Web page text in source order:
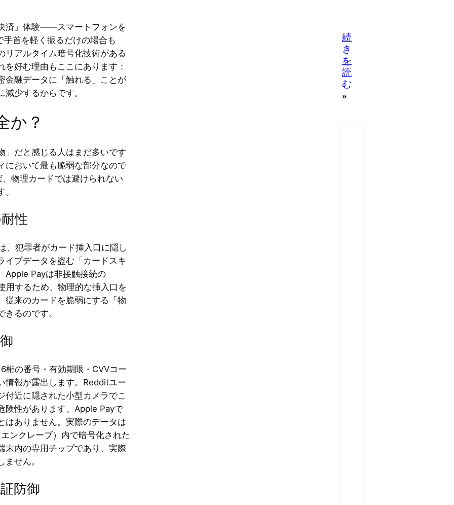
済」体験——スマートフォンを
首を軽く振るだけの場合も
アルタイム暗号化技術がある
好む理由もここにあります：
金融データに「触れる」ことが
少するからです。
か？
」だと感じる人はまだ多いです
において最も脆弱な部分なので
物理カードでは避けられない
性
、犯罪者がカード挿入口に隠し
イプデータを盗む「カードスキ
Apple Payは非接触接続の
用するため、物理的な挿入口を
従来のカードを脆弱にする「物
るのです。
桁の番号・有効期限・CVVコー
情報が露出します。Redditユー
付近に隠された小型カメラでこ
険性があります。Apple Payで
はありません。実際のデータは
ンクレーブ）内で暗号化された
末内の専用チップであり、実際
せん。
防御
続
き
を
読
む
»